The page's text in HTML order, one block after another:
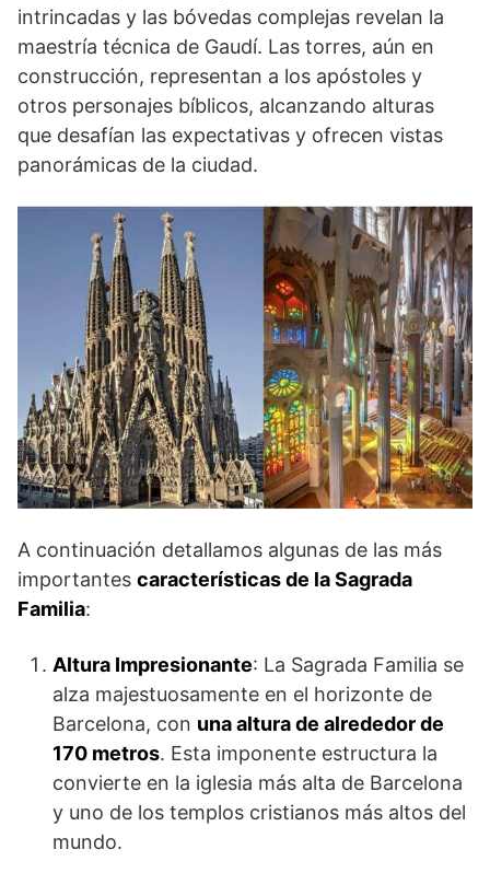
intrincadas y las bóvedas complejas revelan la
maestría técnica de Gaudí. Las torres, aún en
construcción, representan a los apóstoles y
otros personajes bíblicos, alcanzando alturas
que desafían las expectativas y ofrecen vistas
panorámicas de la ciudad.
A continuación detallamos algunas de las más
importantes características de la Sagrada
Familia:
Altura Impresionante: La Sagrada Familia se
alza majestuosamente en el horizonte de
Barcelona, con una altura de alrededor de
170 metros. Esta imponente estructura la
convierte en la iglesia más alta de Barcelona
y uno de los templos cristianos más altos del
mundo.